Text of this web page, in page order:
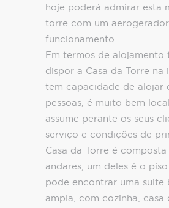
hoje poderá admirar esta
torre com um
funcionamento.
Em termos de alojamento
dispor a Casa da Torre na
tem capacidade de alojar
pessoas, é muito bem
assume perante os seus
serviço e condições de
Casa da Torre é
andares, um deles é o
pode encontrar uma suite
ampla, com cozinha, casa